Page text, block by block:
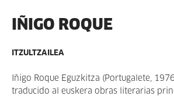
IÑIGO ROQUE
ITZULTZAILEA
Iñigo Roque Eguzkitza (Portugalete,
traducido al euskera obras literarias